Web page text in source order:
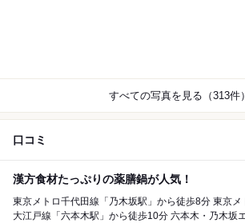
すべての写真を見る（313件）
口コミ
漢方食材たっぷりの薬膳鍋が人気！
東京メトロ千代田線「乃木坂駅」から徒歩8分 東京メトロ日比谷線、都営
大江戸線「六本木駅」から徒歩10分 六本木・乃木坂エリアで星条旗通り